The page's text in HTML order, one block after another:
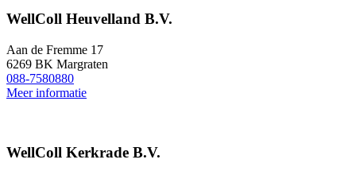
WellColl Heuvelland B.V.
Aan de Fremme 17
6269 BK Margraten
088-7580880
Meer informatie
WellColl Kerkrade B.V.